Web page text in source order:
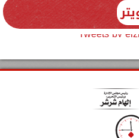
Tweets by